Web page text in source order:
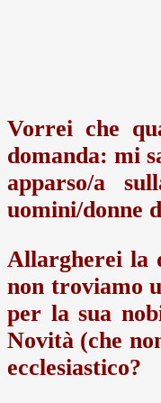
Vorrei che
domanda: mi
apparso/a
uomini/donne
Allargherei la
non troviamo
per la sua
Novità (che
ecclesiastico?